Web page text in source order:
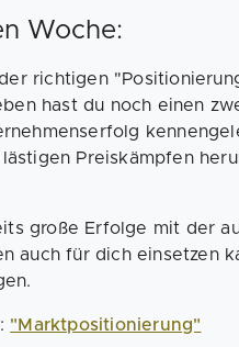
Woche:
richtigen
hast du noch einen
Preiskämpfen
große Erfolge mit der
auch für dich einsetzen
"Marktpositionierung"